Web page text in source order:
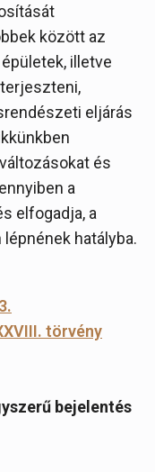
között az
illetve
eljárás
és
a
elfogadja, a
hatályba.
törvény
bejelentés